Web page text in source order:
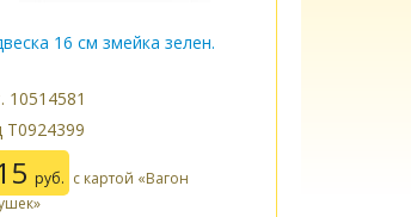
16 см змейка зелен.
10514581
Т0924399
руб. с картой «Вагон